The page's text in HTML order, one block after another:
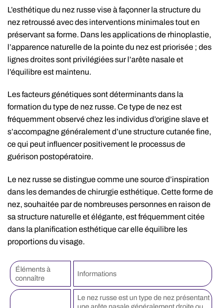
L’esthétique du nez russe vise à façonner la structure du
nez retroussé avec des interventions minimales tout en
préservant sa forme. Dans les applications de rhinoplastie,
l’apparence naturelle de la pointe du nez est priorisée ; des
lignes droites sont privilégiées sur l’arête nasale et
l’équilibre est maintenu.
Les facteurs génétiques sont déterminants dans la
formation du type de nez russe. Ce type de nez est
fréquemment observé chez les individus d’origine slave et
s’accompagne généralement d’une structure cutanée fine,
ce qui peut influencer positivement le processus de
guérison postopératoire.
Le nez russe se distingue comme une source d’inspiration
dans les demandes de chirurgie esthétique. Cette forme de
nez, souhaitée par de nombreuses personnes en raison de
sa structure naturelle et élégante, est fréquemment citée
dans la planification esthétique car elle équilibre les
proportions du visage.
Éléments à
connaître
Informations
Le nez russe est un type de nez présentant